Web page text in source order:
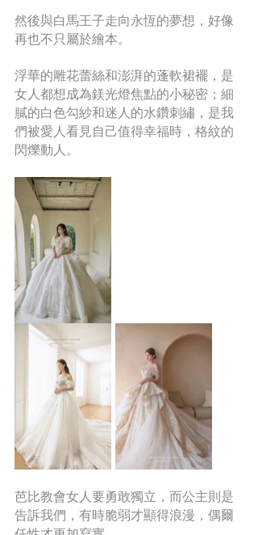
然後與白馬王子走向永恆的夢想，好像
再也不只屬於繪本。
浮華的雕花蕾絲和澎湃的蓬軟裙襬，是
女人都想成為鎂光燈焦點的小秘密；細
膩的白色勾紗和迷人的水鑽刺繡，是我
們被愛人看見自己值得幸福時，格紋的
閃爍動人。
芭比教會女人要勇敢獨立，而公主則是
告訴我們，有時脆弱才顯得浪漫，偶爾